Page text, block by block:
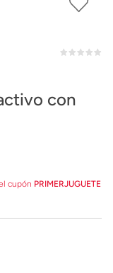
con
cupón PRIMERJUGUETE